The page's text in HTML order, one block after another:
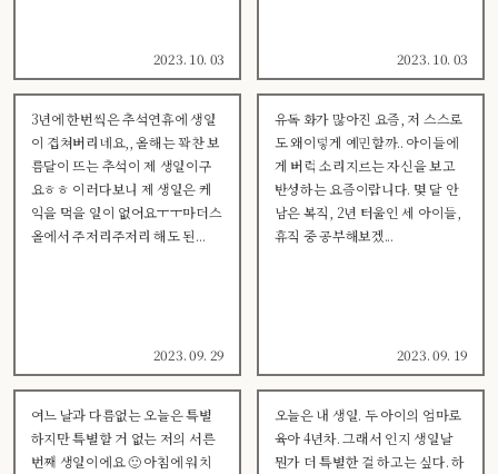
2023. 10. 03 2023. 10. 03
3년에 한번씩은 추석연휴에 생일
이 겹쳐버리네요,, 올해는 꽉찬 보
름달이 뜨는 추석이 제 생일이구
요ㅎㅎ 이러다보니 제 생일은 케
익을 먹을 일이 없어요ㅜㅜ마더스
올에서 주저리주저리 해도 된...
2023. 09. 29
유독 화가 많아진 요즘, 저 스스로
도 왜이렇게 예민할까.. 아이들에
게 버럭 소리지르는 자신을 보고
반성하는 요즘이랍니다. 몇 달 안
남은 복직, 2년 터울인 세 아이들,
휴직 중 공부해보겠...
2023. 09. 19
여느 날과 다름없는 오늘은 특별
하지만 특별할 거 없는 저의 서른
번째 생일이에요 🙂 아침에 워치
오늘은 내 생일. 두 아이의 엄마로
육아 4년차. 그래서 인지 생일날
뭔가 더 특별한 걸 하고는 싶다. 하